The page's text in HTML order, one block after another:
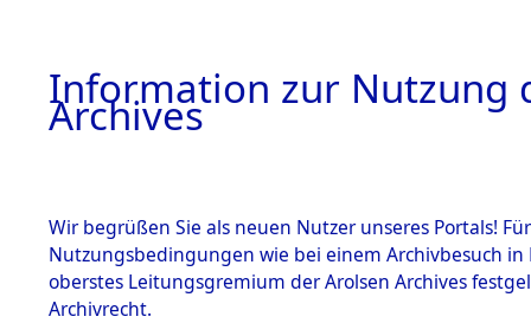
Information zur Nutzung
Archives
Wir begrüßen Sie als neuen Nutzer unseres Portals!
Nutzungsbedingungen wie bei einem Archivbesuch
oberstes Leitungsgremium der Arolsen Archives
Archivrecht.